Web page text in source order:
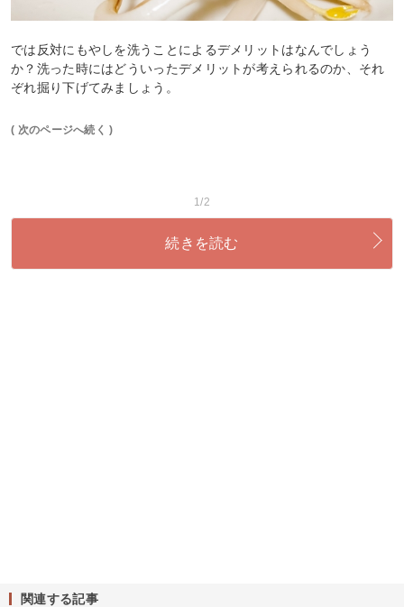
では反対にもやしを洗うことによるデメリットはなんでしょう
か？洗った時にはどういったデメリットが考えられるのか、それ
ぞれ掘り下げてみましょう。
( 次のページへ続く )
1/2
続きを読む
関連する記事